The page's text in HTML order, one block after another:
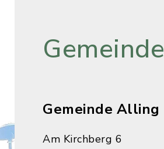
Gemeinde Alling
Am Kirchberg 6